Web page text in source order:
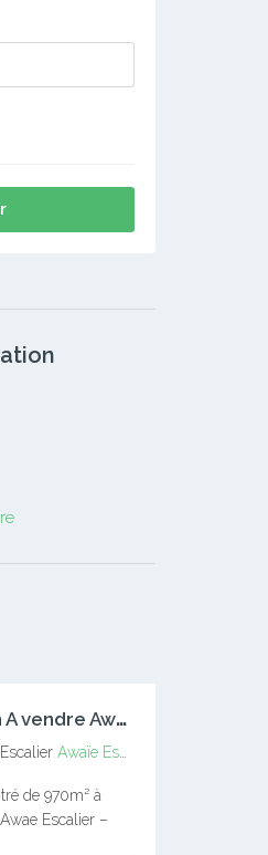
T
errain A vendre Awaïe Escalier
Awaïe Escalier
de 970m² à
Escalier –